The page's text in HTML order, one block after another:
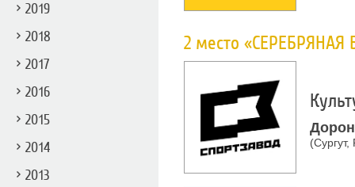
2019
2018
2017
2016
2015
2014
2013
2 место «СЕРЕБРЯНАЯ
(Сургут,